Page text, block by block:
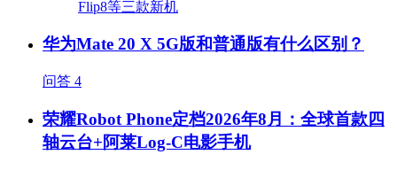
华为Mate 20 X 5G版和普通版有什么区别？
问答 4
荣耀Robot Phone定档2026年8月：全球首款四
轴云台+阿莱Log-C电影手机